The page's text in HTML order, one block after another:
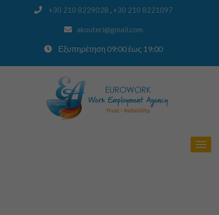
+30 210 8229028 , +30 210 8221097
akouteri@gmail.com
Εξυπηρέτηση 09:00 έως 19:00